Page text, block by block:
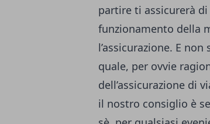
partire ti assicurerà
funzionamento della
l’assicurazione. E
quale, per ovvie
dell’assicurazione di
il nostro consiglio è